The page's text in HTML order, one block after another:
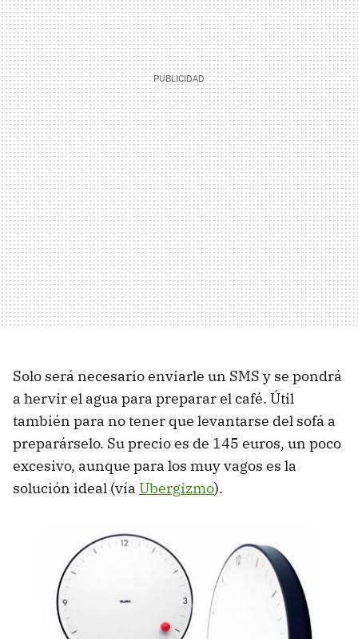
Solo será necesario enviarle un SMS y se pondrá
a hervir el agua para preparar el café. Útil
también para no tener que levantarse del sofá a
preparárselo. Su precio es de 145 euros, un poco
excesivo, aunque para los muy vagos es la
solución ideal (vía Ubergizmo).